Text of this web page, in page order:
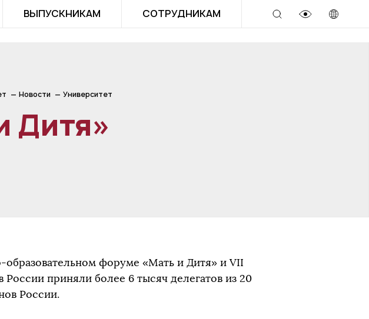
ВЫПУСКНИКАМ СОТРУДНИКАМ
Новости Университет
Дитя»
форуме «Мать и Дитя» и VII
приняли более 6 тысяч делегатов из 20
России.